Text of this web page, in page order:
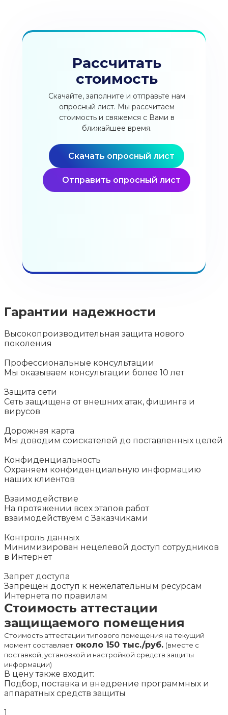
Рассчитать
стоимость
Скачайте, заполните и отправьте нам
опросный лист. Мы рассчитаем
стоимость и свяжемся с Вами в
ближайшее время.
Скачать опросный лист
Отправить опросный лист
Гарантии надежности
Высокопроизводительная защита нового
поколения
Профессиональные консультации
Мы оказываем консультации более 10 лет
Защита сети
Сеть защищена от внешних атак, фишинга и
вирусов
Дорожная карта
Мы доводим соискателей до поставленных целей
Конфиденциальность
Охраняем конфиденциальную информацию
наших клиентов
Взаимодействие
На протяжении всех этапов работ
взаимодействуем с Заказчиками
Контроль данных
Минимизирован нецелевой доступ сотрудников
в Интернет
Запрет доступа
Запрещен доступ к нежелательным ресурсам
Интернета по правилам
Стоимость аттестации
защищаемого помещения
Стоимость аттестации типового помещения на текущий
момент составляет около 150 тыс./руб. (вместе с
поставкой, установкой и настройкой средств защиты
информации)
В цену также входит:
Подбор, поставка и внедрение программных и
аппаратных средств защиты
1